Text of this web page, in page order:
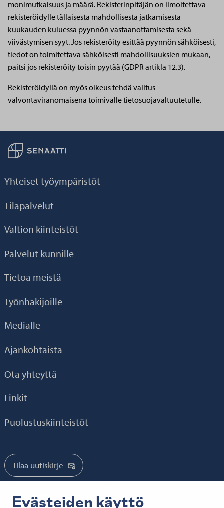
Evästeiden käyttö
monimutkaisuus ja määrä. Rekisterinpitäjän on ilmoitettava
rekisteröidylle tällaisesta mahdollisesta jatkamisesta
kuukauden kuluessa pyynnön vastaanottamisesta sekä
viivästymisen syyt. Jos rekisteröity esittää pyynnön sähköisesti,
tiedot on toimitettava sähköisesti mahdollisuuksien mukaan,
paitsi jos rekisteröity toisin pyytää (GDPR artikla 12.3).
Rekisteröidyllä on myös oikeus tehdä valitus
valvontaviranomaisena toimivalle tietosuojavaltuutetulle.
Palaa taikaisin etusivulle
Yhteiset työympäristöt
Tilapalvelut
Valtion kiinteistöt
Palvelut kunnille
Tietoa meistä
Työnhakijoille
Medialle
Ajankohtaista
Ota yhteyttä
Linkit
Puolustuskiinteistöt
Tilaa uutiskirje
Tilaa mediatiedotteet